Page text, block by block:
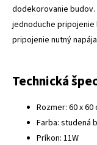
dodekorovanie budov.
jednoduche
pripojenie nutný
Technická
Rozmer: 60 x 60
Farba: studená
Príkon: 11W